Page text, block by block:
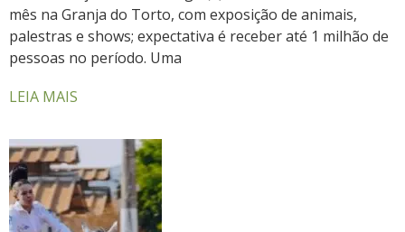
mês na Granja do Torto, com exposição de animais,
palestras e shows; expectativa é receber até 1 milhão de
pessoas no período. Uma
LEIA MAIS